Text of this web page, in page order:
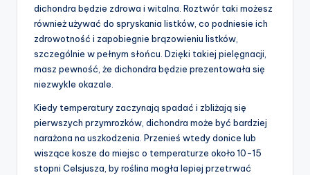
dichondra będzie zdrowa i witalna. Roztwór taki możesz
również używać do spryskania listków, co podniesie ich
zdrowotność i zapobiegnie brązowieniu listków,
szczególnie w pełnym słońcu. Dzięki takiej pielęgnacji,
masz pewność, że dichondra będzie prezentowała się
niezwykle okazale.
Kiedy temperatury zaczynają spadać i zbliżają się
pierwszych przymrozków, dichondra może być bardziej
narażona na uszkodzenia. Przenieś wtedy donice lub
wiszące kosze do miejsc o temperaturze około 10-15
stopni Celsjusza, by roślina mogła lepiej przetrwać